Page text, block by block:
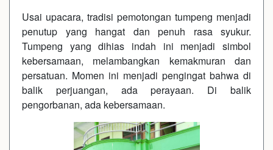
Usai upacara, tradisi pemotongan tumpeng menjadi
penutup yang hangat dan penuh rasa syukur.
Tumpeng yang dihias indah ini menjadi simbol
kebersamaan, melambangkan kemakmuran dan
persatuan. Momen ini menjadi pengingat bahwa di
balik perjuangan, ada perayaan. Di balik
pengorbanan, ada kebersamaan.